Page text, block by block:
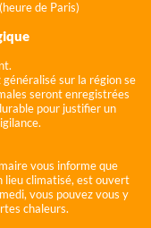
de Paris)
généralisé sur la région se
seront enregistrées
pour justifier un
vous informe que
lieu climatisé, est ouvert
vous pouvez vous y
chaleurs.